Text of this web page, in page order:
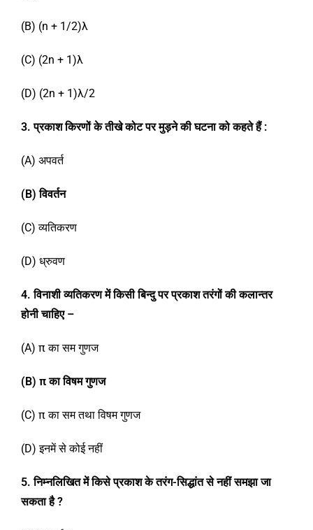
(B) (n + 1/2)λ
(C) (2n + 1)λ
(D) (2n + 1)λ/2
3. प्रकाश किरणों के तीखे कोट पर मुड़ने की घटना को कहते हैं :
(A) अपवर्त
(B)विवर्तन
(C) व्यतिकरण
(D) ध्रुवण
4. विनाशी व्यतिकरण में किसी बिन्दु पर प्रकाश तरंगों की कलान्तर
होनी चाहिए –
(A) π का सम गुणज
(B) πका विषम गुणज
(C) π का सम तथा विषम गुणज
(D) इनमें से कोई नहीं
5. निम्नलिखित में किसे प्रकाश के तरंग-सिद्धांत से नहीं समझा जा
सकता है ?